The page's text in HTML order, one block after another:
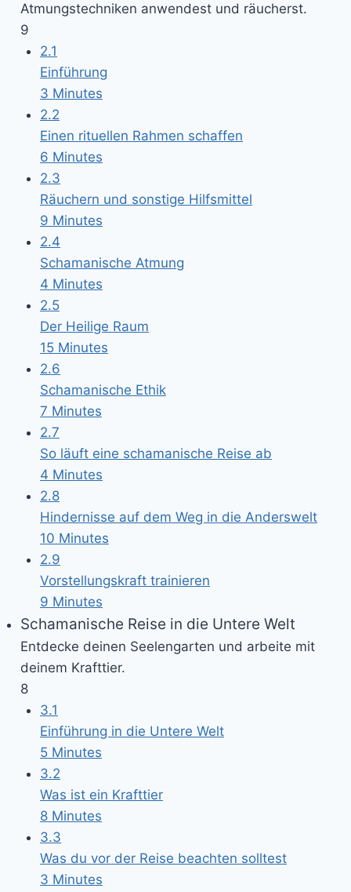
Atmungstechniken anwendest und räucherst.
9
2.1
Einführung
3 Minutes
2.2
Einen rituellen Rahmen schaffen
6 Minutes
2.3
Räuchern und sonstige Hilfsmittel
9 Minutes
2.4
Schamanische Atmung
4 Minutes
2.5
Der Heilige Raum
15 Minutes
2.6
Schamanische Ethik
7 Minutes
2.7
So läuft eine schamanische Reise ab
4 Minutes
2.8
Hindernisse auf dem Weg in die Anderswelt
10 Minutes
2.9
Vorstellungskraft trainieren
9 Minutes
Schamanische Reise in die Untere Welt
Entdecke deinen Seelengarten und arbeite mit
deinem Krafttier.
8
3.1
Einführung in die Untere Welt
5 Minutes
3.2
Was ist ein Krafttier
8 Minutes
3.3
Was du vor der Reise beachten solltest
3 Minutes